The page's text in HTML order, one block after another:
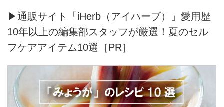
▶通販サイト「iHerb（アイハーブ）」愛用歴
10年以上の編集部スタッフが厳選！夏のセル
フケアアイテム10選［PR］